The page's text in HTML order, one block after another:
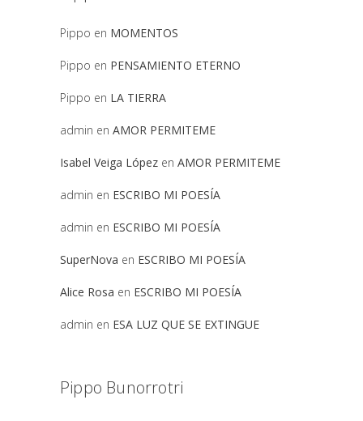
Pippo en MOMENTOS
Pippo en PENSAMIENTO ETERNO
Pippo en LA TIERRA
admin en AMOR PERMITEME
Isabel Veiga López en AMOR PERMITEME
admin en ESCRIBO MI POESÍA
admin en ESCRIBO MI POESÍA
SuperNova en ESCRIBO MI POESÍA
Alice Rosa en ESCRIBO MI POESÍA
admin en ESA LUZ QUE SE EXTINGUE
Pippo Bunorrotri